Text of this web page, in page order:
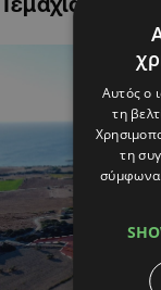
Αυτός ο
τη
τη
σύμφωνα